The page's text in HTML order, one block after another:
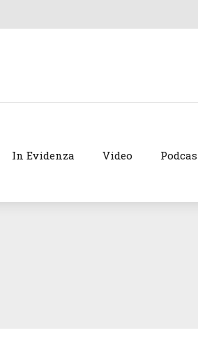
In Evidenza Video